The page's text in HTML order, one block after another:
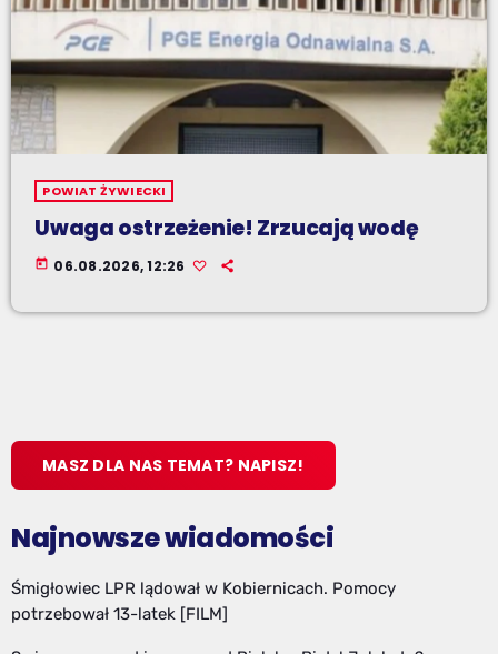
POWIAT ŻYWIECKI
Uwaga ostrzeżenie! Zrzucają wodę
today 06.08.2026, 12:26
MASZ DLA NAS TEMAT? NAPISZ!
Najnowsze wiadomości
Śmigłowiec LPR lądował w Kobiernicach. Pomocy
potrzebował 13-latek [FILM]